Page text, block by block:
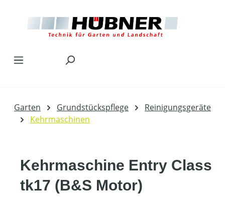
Garten Grundstückspflege
Reinigungsgeräte
Kehrmaschinen
Kehrmaschine Entry Class
tk17 (B&S Motor)